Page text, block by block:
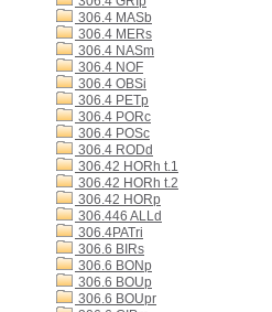
306.4 MASb
306.4 MERs
306.4 NASm
306.4 NOF
306.4 OBSi
306.4 PETp
306.4 PORc
306.4 POSc
306.4 RODd
306.42 HORh t.1
306.42 HORh t.2
306.42 HORp
306.446 ALLd
306.4PATri
306.6 BIRs
306.6 BONp
306.6 BOUp
306.6 BOUpr